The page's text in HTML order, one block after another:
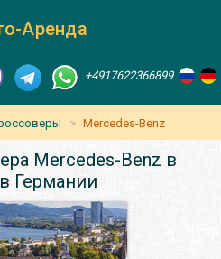
Аренда
+4917622366899
Mercedes-Benz
Mercedes-Benz в
Германии